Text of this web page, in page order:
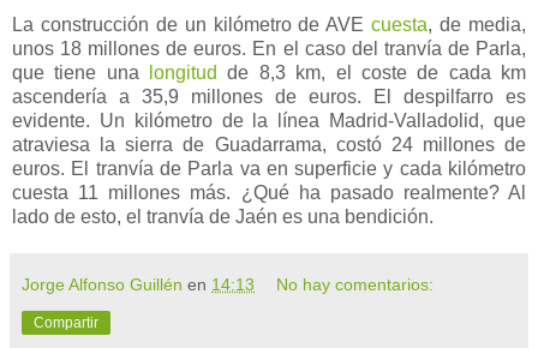
La construcción de un kilómetro de AVEcuesta, de media,
unos 18 millones de euros. En el caso del tranvía de Parla,
que tiene una
longitud de 8,3 km, el coste de cada km
ascendería a 35,9 millones de euros. El despilfarro es
evidente. Un kilómetro de la línea Madrid-Valladolid, que
atraviesa la sierra de Guadarrama, costó 24 millones de
euros. El tranvía de Parla va en superficie y cada kilómetro
cuesta 11 millones más. ¿Qué ha pasado realmente? Al
lado de esto, el tranvía de Jaén es una bendición.
Jorge Alfonso Guillén en 14:13 No hay comentarios:
Compartir